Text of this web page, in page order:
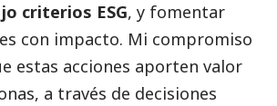
criterios ESG, y fomentar
con impacto. Mi compromiso
estas acciones aporten valor
a través de decisiones